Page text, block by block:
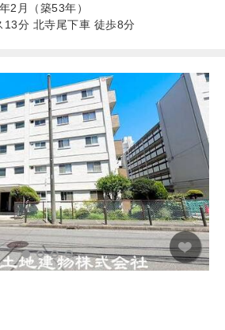
2月（築53年）
13分 北寺尾下車 徒歩8分